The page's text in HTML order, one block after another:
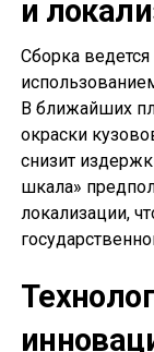
и
Сборка
В ближайших
окраски
снизит
шкала»
локализации,